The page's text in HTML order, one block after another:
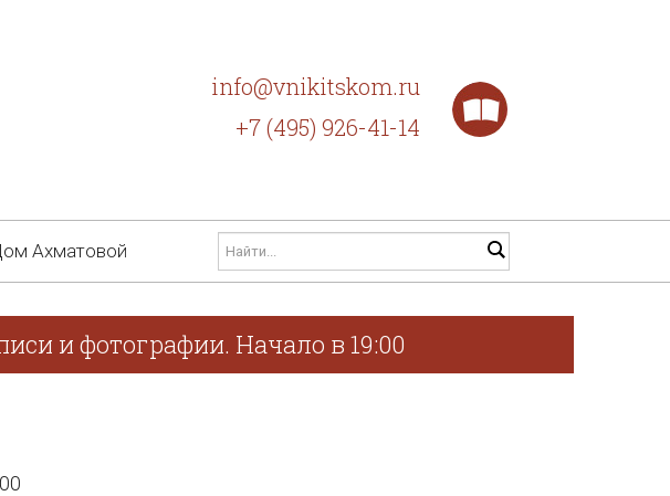
info@vnikitskom.ru
+7 (495) 926-41-14
Ахматовой
и фотографии. Начало в 19:00